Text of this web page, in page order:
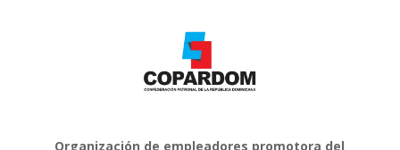
Organización de empleadores promotora del